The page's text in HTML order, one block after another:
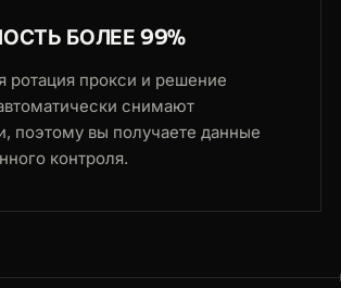
БОЛЕЕ 99%
ротация прокси и решение
снимают
поэтому вы получаете данные
контроля.